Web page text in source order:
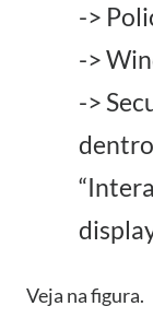
->
->
->
Veja na figura.